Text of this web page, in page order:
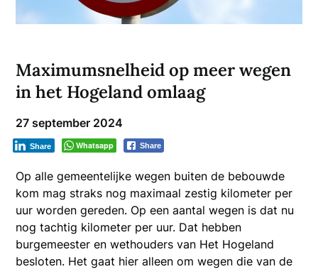
Maximumsnelheid op meer wegen
in het Hogeland omlaag
27 september 2024
Whatsapp Share
Share
Op alle gemeentelijke wegen buiten de bebouwde
kom mag straks nog maximaal zestig kilometer per
uur worden gereden. Op een aantal wegen is dat nu
nog tachtig kilometer per uur. Dat hebben
burgemeester en wethouders van Het Hogeland
besloten. Het gaat hier alleen om wegen die van de